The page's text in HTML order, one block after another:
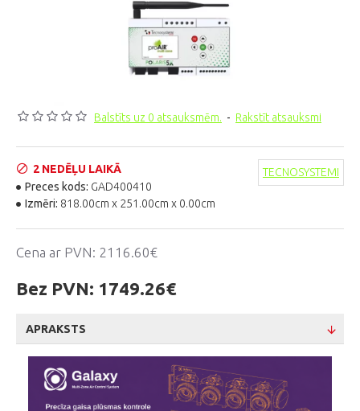
Balstīts uz 0 atsauksmēm. - Rakstīt atsauksmi
Cena ar PVN: 2116.60€
Bez PVN: 1749.26€
2 NEDĒĻU LAIKĀ
Preces kods: GAD400410
Izmēri: 818.00cm x 251.00cm x 0.00cm
TECNOSYSTEMI
APRAKSTS